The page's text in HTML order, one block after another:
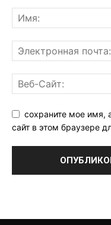
сохраните мое имя,
сайт в этом браузере